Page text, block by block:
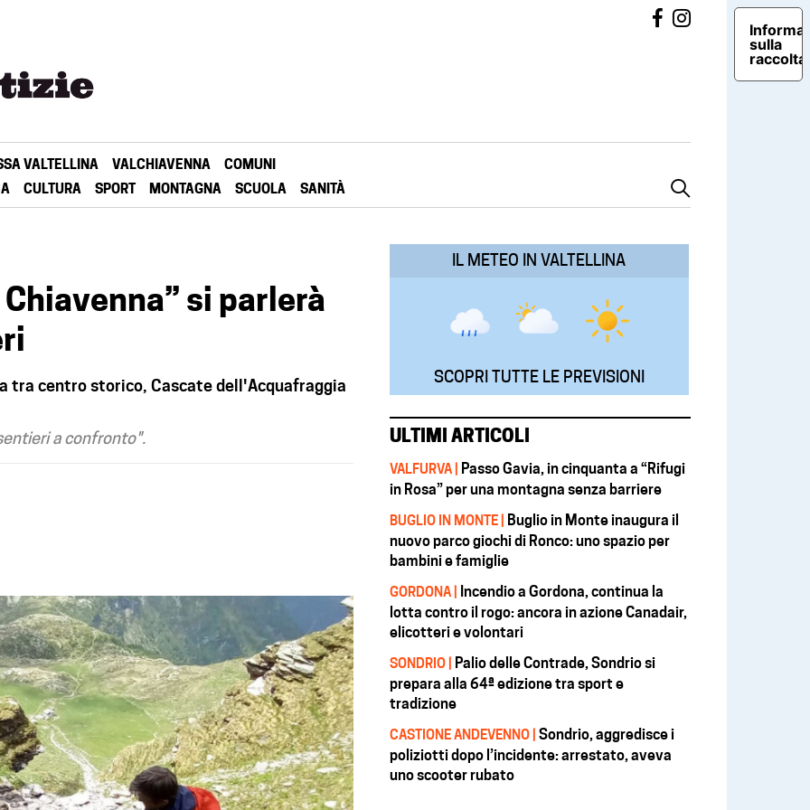
VALTELLINA VALCHIAVENNA
COMUNI
CULTURA SPORT MONTAGNA SCUOLA SANITÀ
si parlerà
tra centro storico, Cascate dell'Acquafraggia
a confronto".
IL METEO IN VALTELLINA
SCOPRI TUTTE LE PREVISIONI
ULTIMI ARTICOLI
VALFURVA | Passo Gavia, in cinquanta a “Rifugi
in Rosa” per una montagna senza barriere
BUGLIO IN MONTE | Buglio in Monte inaugura il
nuovo parco giochi di Ronco: uno spazio per
bambini e famiglie
GORDONA | Incendio a Gordona, continua la
lotta contro il rogo: ancora in azione Canadair,
elicotteri e volontari
SONDRIO | Palio delle Contrade, Sondrio si
prepara alla 64ª edizione tra sport e
tradizione
CASTIONE ANDEVENNO | Sondrio, aggredisce i
poliziotti dopo l’incidente: arrestato, aveva
uno scooter rubato
sulla
raccolta